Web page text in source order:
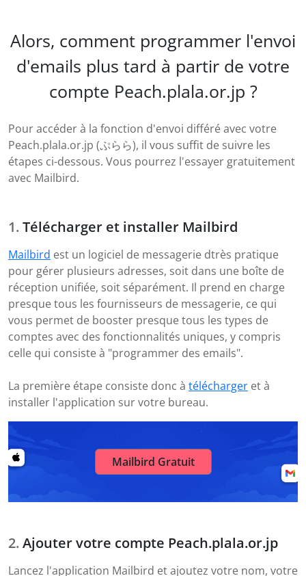
Alors, comment programmer l'envoi
d'emails plus tard à partir de votre
compte Peach.plala.or.jp ?
Pour accéder à la fonction d'envoi différé avec votre
Peach.plala.or.jp (ぷらら), il vous suffit de suivre les
étapes ci-dessous. Vous pourrez l'essayer gratuitement
avec Mailbird.
Télécharger et installer Mailbird
Mailbird est un logiciel de messagerie dtrès pratique
pour gérer plusieurs adresses, soit dans une boîte de
réception unifiée, soit séparément. Il prend en charge
presque tous les fournisseurs de messagerie, ce qui
vous permet de booster presque tous les types de
comptes avec des fonctionnalités uniques, y compris
celle qui consiste à "programmer des emails".
La première étape consiste donc à télécharger et à
installer l'application sur votre bureau.
Mailbird Gratuit
Ajouter votre compte Peach.plala.or.jp
Lancez l'application Mailbird et ajoutez votre nom, votre